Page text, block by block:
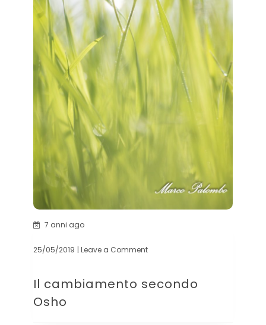
7 anni ago
25/05/2019 | Leave a Comment
secondo
Il cambiamento secondo
Osho